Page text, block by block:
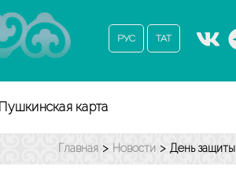
РУС ТАТ
Пушкинская карта
Главная > Новости > День